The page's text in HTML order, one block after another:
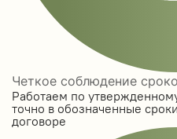
Четкое соблюдение
Работаем по
точно в обозначенные
договоре